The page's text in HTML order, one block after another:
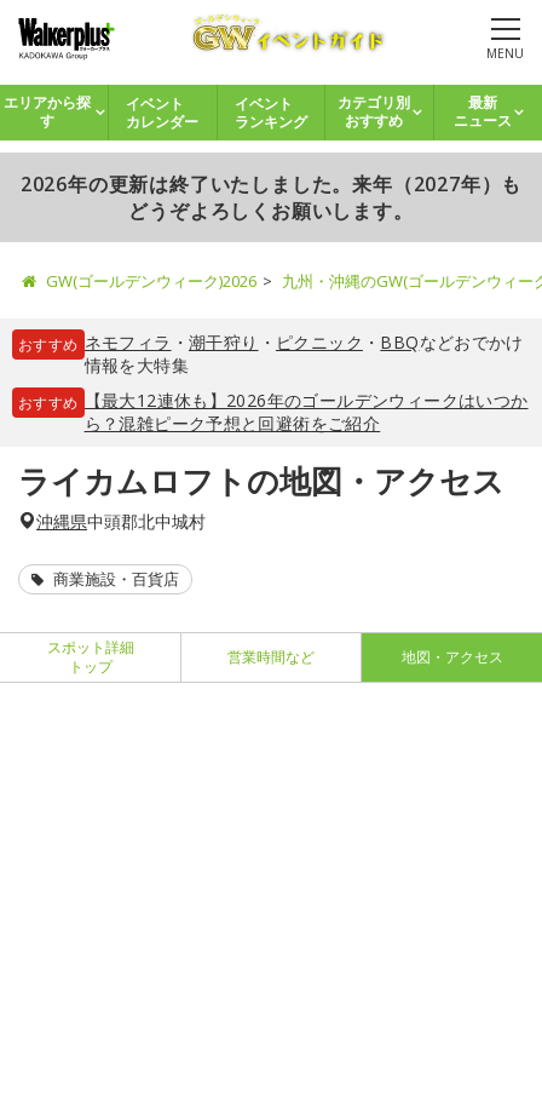
MENU
エリアから探
す
イベント
カレンダー
イベント
ランキング
カテゴリ別
おすすめ
最新
ニュース
2026年の更新は終了いたしました。来年（2027年）も
どうぞよろしくお願いします。
GW(ゴールデンウィーク)2026 九州・沖縄のGW(ゴールデンウィ
おすすめ ネモフィラ ・ 潮干狩り ・ ピクニック ・ BBQなどおでかけ
情報を大特集
おすすめ
【最大12連休も】2026年のゴールデンウィークはいつか
ら？混雑ピーク予想と回避術をご紹介
ライカムロフトの地図・アクセス
沖縄県中頭郡北中城村
商業施設・百貨店
スポット詳細
トップ
営業時間など 地図・アクセス